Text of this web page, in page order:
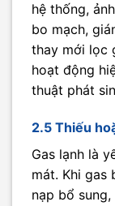
hệ thống,
bo mạch,
thay mới lọc
hoạt động
thuật phát
2.5 Thiếu
Gas lạnh là
mát. Khi gas
nạp bổ